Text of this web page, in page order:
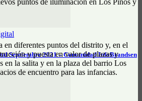
Septiembre 2021 – Comunidad InfoBrandsen
en diferentes puntos del distrito y, en el
y puesta en valor de plazas y
en la salita y en la plaza del barrio Los
de encuentro para las infancias.